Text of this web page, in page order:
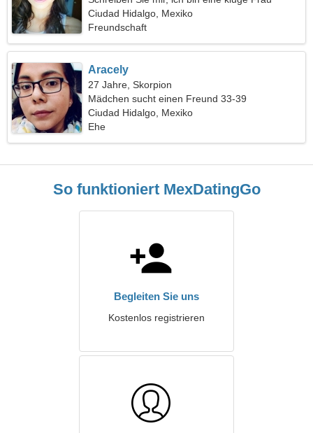
Ciudad Hidalgo, Mexiko
Freundschaft
Aracely
27 Jahre, Skorpion
Mädchen sucht einen Freund 33-39
Ciudad Hidalgo, Mexiko
Ehe
So funktioniert MexDatingGo
Begleiten Sie uns
Kostenlos registrieren